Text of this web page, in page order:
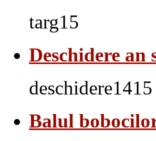
targ15
Deschidere
deschidere1415
Balul